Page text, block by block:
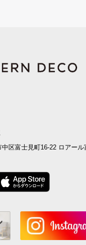
中区富士見町16-22 ロアー